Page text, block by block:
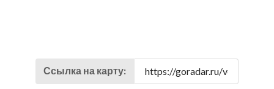
Ссылка на карту: